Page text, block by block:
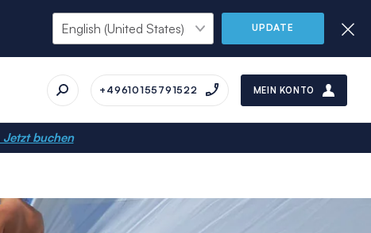
UPDATE
+49610155791522 MEIN KONTO
Jetzt buchen